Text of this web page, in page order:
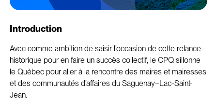
Introduction
Avec comme ambition de saisir l’occasion de cette relance
historique pour en faire un succès collectif, le CPQ sillonne
le Québec pour aller à la rencontre des maires et mairesses
et des communautés d’affaires du Saguenay–Lac-Saint-
Jean.